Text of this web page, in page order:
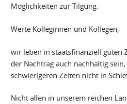
Möglichkeiten zur Tilgung.
Werte Kolleginnen und Kollegen,
wir leben in staatsfinanziell guten
der Nachtrag auch nachhaltig
schwierigeren Zeiten nicht in
Nicht allen in unserem reichen